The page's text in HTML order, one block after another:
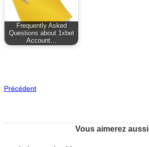
Frequently Asked
Questions about 1xbet
Account…
Précédent
Vous aimerez aussi